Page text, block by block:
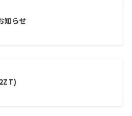
知らせ